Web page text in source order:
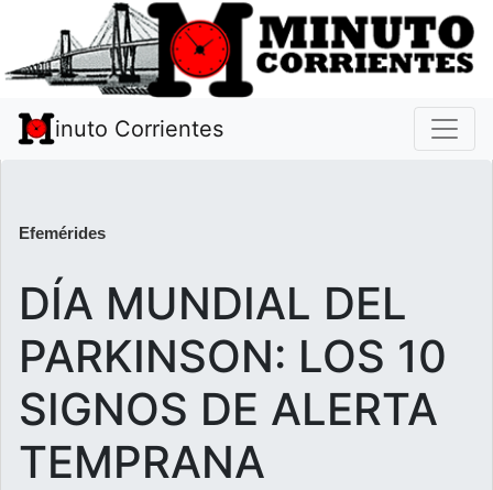
inuto Corrientes
Efemérides
DÍA MUNDIAL DEL
PARKINSON: LOS 10
SIGNOS DE ALERTA
TEMPRANA